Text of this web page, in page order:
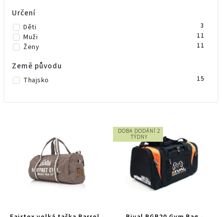
Určení
Děti 3
Muži 11
Ženy 11
Země původu
Thajsko 15
DOBA DODÁNÍ 2
TÝDNY